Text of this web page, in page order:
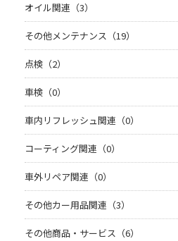
オイル関連（3）
その他メンテナンス（19）
点検（2）
車検（0）
車内リフレッシュ関連（0）
コーティング関連（0）
車外リペア関連（0）
その他カー用品関連（3）
その他商品・サービス（6）